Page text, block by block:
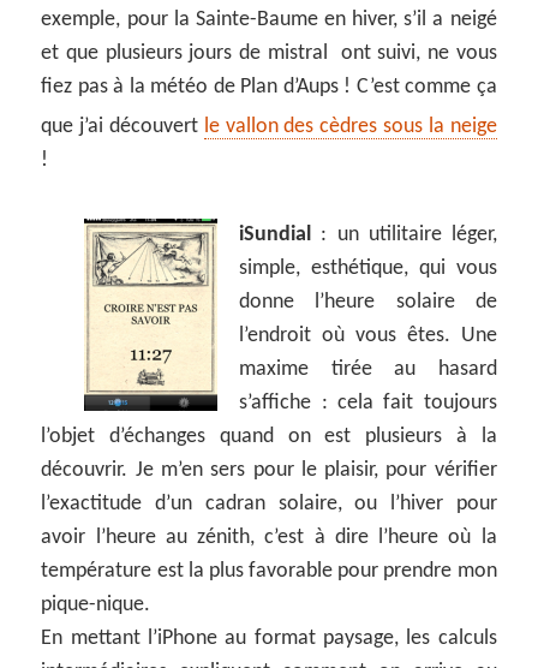
exemple, pour la Sainte-Baume en hiver, s’il a neigé
et que plusieurs jours de mistral ont suivi, ne vous
fiez pas à la météo de Plan d’Aups ! C’est comme ça
que j’ai découvert le vallon des cèdres sous la neige
!
iSundial : un utilitaire léger,
simple, esthétique, qui vous
donne l’heure solaire de
l’endroit où vous êtes. Une
maxime tirée au hasard
s’affiche : cela fait toujours
l’objet d’échanges quand on est plusieurs à la
découvrir. Je m’en sers pour le plaisir, pour vérifier
l’exactitude d’un cadran solaire, ou l’hiver pour
avoir l’heure au zénith, c’est à dire l’heure où la
température est la plus favorable pour prendre mon
pique-nique.
En mettant l’iPhone au format paysage, les calculs